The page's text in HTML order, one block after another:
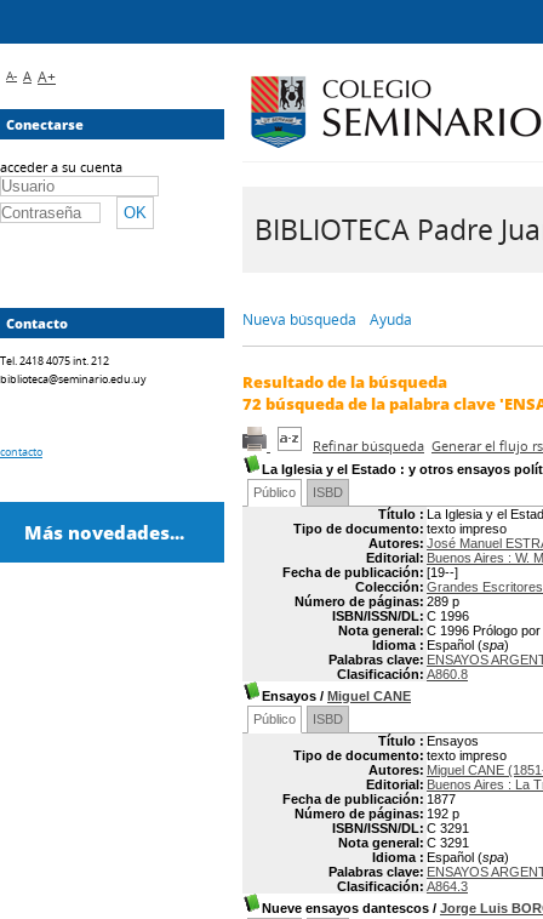
BIBLIOTECA Padre
Nueva búsqueda Ayuda
Resultado de la búsqueda
72búsqueda de la palabra clave
Refinar búsqueda Generar el flujo
La Iglesia y el Estado : y otros ensayos
Público
ISBD
Título : La Iglesia y el
Tipo de documento: texto impreso
Autores: José Manuel
Editorial: Buenos Aires : W.
Fecha de publicación: [19--]
Colección: Grandes
Número de páginas: 289 p
ISBN/ISSN/DL: C 1996
Nota general: C 1996 Prólogo
Idioma : Español (spa)
Palabras clave: ENSAYOS
Clasificación: A860.8
Ensayos / Miguel CANE
Público
ISBD
Título : Ensayos
Tipo de documento: texto impreso
Autores: Miguel CANE
Editorial: Buenos Aires : La
Fecha de publicación: 1877
Número de páginas: 192 p
ISBN/ISSN/DL: C 3291
Nota general: C 3291
Idioma : Español (spa)
Palabras clave: ENSAYOS
Clasificación: A864.3
Nueve ensayos dantescos / Jorge Luis
A- A A+
Conectarse
acceder a su cuenta
Contacto
Tel. 2418 4075 int. 212
biblioteca@seminario.edu.uy
contacto
Más novedades...